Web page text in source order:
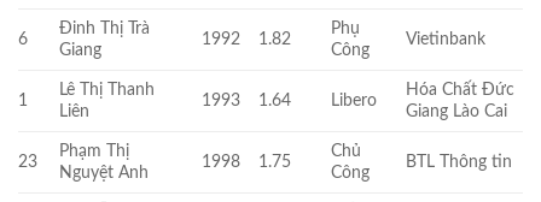
6
Đinh Thị Trà
Giang
1992 1.82
Phụ
Công
Vietinbank
1
Lê Thị Thanh
Liên
1993 1.64 Libero
Hóa Chất Đức
Giang Lào Cai
23
Phạm Thị
Nguyệt Anh
1998 1.75
Chủ
Công
BTL Thông tin